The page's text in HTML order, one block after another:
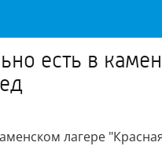
есть в
лагере